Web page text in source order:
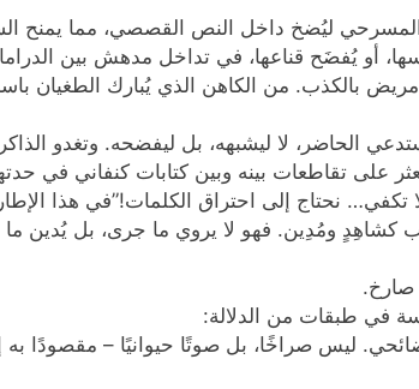
ليُضخ داخل النص القصصي، مما يمنح
أو يُفضَح قناعها، في تداخل مدهش بين
بالكذب. من الكاهن الذي يُبارك الطغيان
الحاضر، لا ليشبهه، بل ليفضحه. وتغدو
على تقاطعات بينه وبين كتابات كنفاني في
نحتاج إلى احتراق الكلمات!”في هذا الإطار،
كشاهِدٍ ومُدِين. فهو لا يروي ما جرى، بل
صارخ.
في طبقات من الدلالة:
ليس صراخًا، بل صوتًا حيوانيًا – مقصودًا